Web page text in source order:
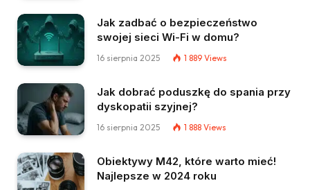
Jak zadbać o bezpieczeństwo
swojej sieci Wi-Fi w domu?
16 sierpnia 2025 1 889 Views
Jak dobrać poduszkę do spania przy
dyskopatii szyjnej?
16 sierpnia 2025 1 888 Views
Obiektywy M42, które warto mieć!
Najlepsze w 2024 roku